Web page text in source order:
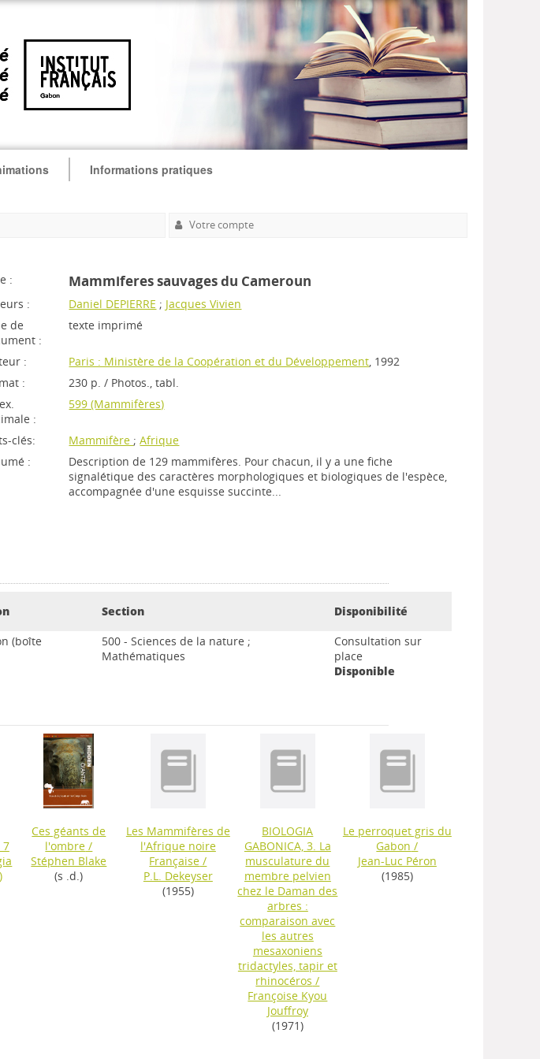
Informations pratiques
Votre compte
: Mammiferes sauvages du Cameroun
: Daniel DEPIERRE ; Jacques Vivien
de
:
texte imprimé
: Paris : Ministère de la Coopération et du Développement, 1992
:
230 p. / Photos., tabl.
:
599 (Mammifères)
clés: Mammifère ;Afrique
:
Description de 129 mammifères. Pour chacun, il y a une fiche
signalétique des caractères morphologiques et biologiques de l'espèce,
accompagnée d'une esquisse succinte...
Section
Disponibilité
(boîte
500 - Sciences de la nature ;
Mathématiques
Consultation sur
place
Disponible
7
Ces géants de
l'ombre /
Stéphen Blake
(s .d.)
Les Mammifères de
l'Afrique noire
Française /
P.L. Dekeyser
(1955)
BIOLOGIA
GABONICA, 3. La
musculature du
membre pelvien
chez le Daman des
arbres :
comparaison avec
les autres
mesaxoniens
tridactyles, tapir et
rhinocéros /
Françoise Kyou
Jouffroy
(1971)
Le perroquet gris du
Gabon /
Jean-Luc Péron
(1985)